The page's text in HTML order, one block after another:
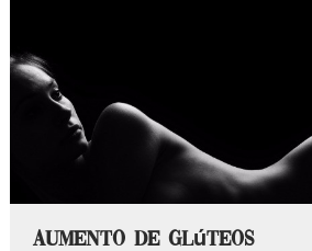
Aumento de Glúteos